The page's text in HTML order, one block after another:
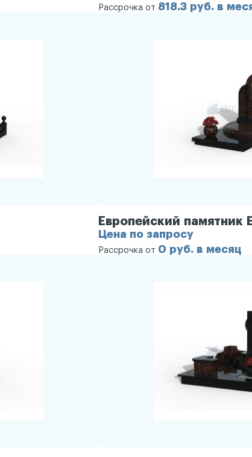
Рассрочка от 818.3 руб. в
Европейский памятник
Цена по запросу
Рассрочка от 0 руб. в месяц